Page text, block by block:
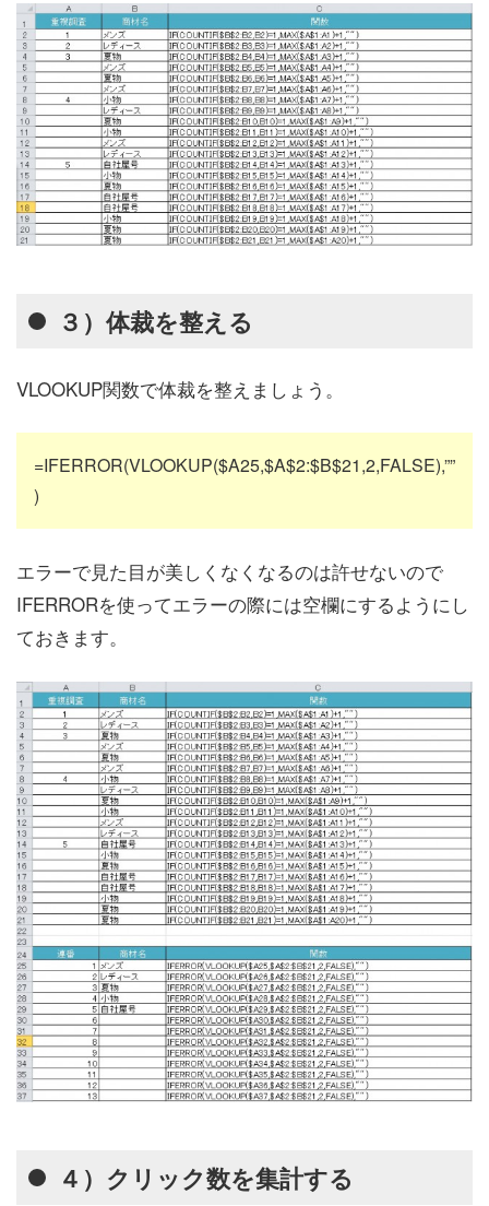
３）体裁を整える
VLOOKUP関数で体裁を整えましょう。
=IFERROR(VLOOKUP($A25,$A$2:$B$21,2,FALSE),””
)
エラーで見た目が美しくなくなるのは許せないので
IFERRORを使ってエラーの際には空欄にするようにし
ておきます。
４）クリック数を集計する